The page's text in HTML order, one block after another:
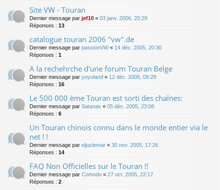
Site VW - Touran
Dernier message par jef10 « 03 janv. 2006, 20:29
Réponses : 13
catalogue touran 2006 "vw".de
Dernier message par passionVW« 14 déc. 2005, 20:30
Réponses : 1
A la rechehrche d'une forum Touran Belge
Dernier message par yoyoland « 12 déc. 2005, 09:29
Réponses : 16
Le 500 000 ème Touran est sorti des chaînes:
Dernier message par Satanas « 05 déc. 2005, 23:06
Réponses : 6
Un Touran chinois connu dans le monde entier via le
net ! !
Dernier message par eljuclemar « 30 nov. 2005, 17:26
Réponses : 14
FAQ Non Officielles sur le Touran !!
Dernier message par Comodo « 27 oct. 2005, 22:17
Réponses : 2